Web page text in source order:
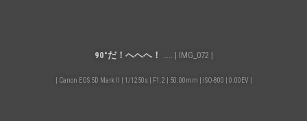
90°だ！へへへ！ ….. | IMG_072 |
| Canon EOS 5D Mark II | 1/1250s | F1.2 | 50.00mm | ISO-800 | 0.00EV |